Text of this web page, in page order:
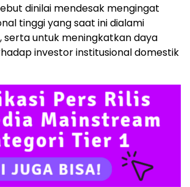
dinilai mendesak mengingat
tinggi yang saat ini dialami
serta untuk meningkatkan daya
investor institusional domestik